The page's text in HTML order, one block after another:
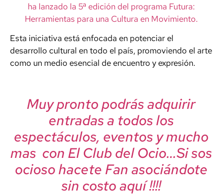
ha lanzado la 5ª edición del programa Futura:
Herramientas para una Cultura en Movimiento.
Esta iniciativa está enfocada en potenciar el
desarrollo cultural en todo el país, promoviendo el arte
como un medio esencial de encuentro y expresión.
Muy pronto podrás adquirir
entradas a todos los
espectáculos, eventos y mucho
mas con El Club del Ocio…Si sos
ocioso hacete Fan asociándote
sin costo aquí !!!!